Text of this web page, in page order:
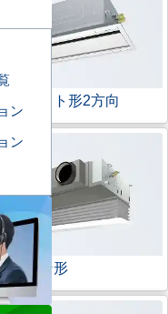
井カセット形2方向
トイン形
ン
ン